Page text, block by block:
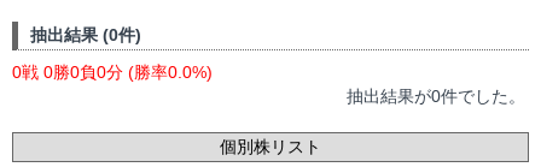
抽出結果 (0件)
0戦 0勝0負0分 (勝率0.0%)
抽出結果が0件でした。
個別株リスト